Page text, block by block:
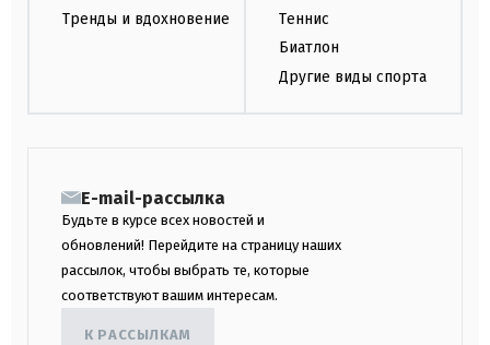
Тренды и вдохновение
Теннис
Биатлон
Другие виды спорта
E-mail-рассылка
Будьте в курсе всех новостей и
обновлений! Перейдите на страницу наших
рассылок, чтобы выбрать те, которые
соответствуют вашим интересам.
К РАССЫЛКАМ